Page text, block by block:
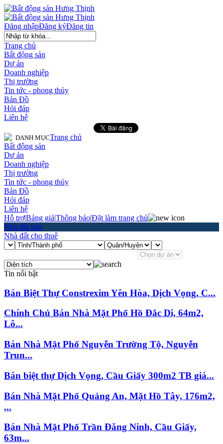
Đăng ký
Đăng nhập Đăng tin
Trang chủ
Bất động sản
Dự án
Doanh nghiệp
Thị trường
Tin tức - phong thủy
Bản Đồ
Hỏi đáp
Liên hệ
DANH MỤCTrang chủ
Bất động sản
Dự án
Doanh nghiệp
Thị trường
Tin tức - phong thủy
Bản Đồ
Hỏi đáp
Liên hệ
Hỗ trợ|Bảng giá|Thông báo|Đặt làm trang chủ
Nhà đất bán
Nhà đất cho thuê
Tin nổi bật
Bán Biệt Thự Constrexim Yên Hòa, Dịch Vọng, C...
Chính Chủ Bán Nhà Mặt Phố Hồ Đắc Di, 64m2,
Lô...
Bán Nhà Mặt Phố Nguyễn Trường Tộ, Nguyễn
Trun...
Bán biệt thự Dịch Vọng, Cầu Giấy 300m2 TB giá...
Bán Nhà Mặt Phố Quảng An, Mặt Hồ Tây, 176m2,
...
Bán Nhà Mặt Phố Trần Đăng Ninh, Cầu Giấy,
63m...